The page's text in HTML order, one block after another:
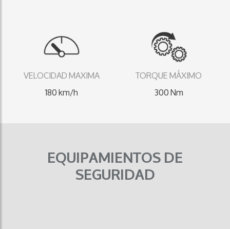
VELOCIDAD MAXIMA
180 km/h
TORQUE MÁXIMO
300 Nm
EQUIPAMIENTOS DE
SEGURIDAD